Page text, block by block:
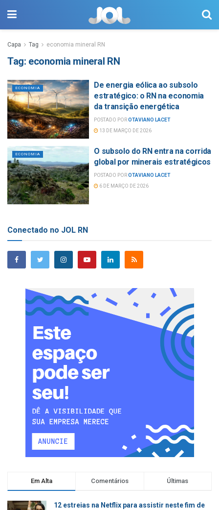
Capa Tag economia mineral RN
Tag: economia mineral RN
ECONOMIA
De energia eólica ao subsolo
estratégico: o RN na economia
da transição energética
POSTADO POROTAVIANO LACET
13 DE MARÇO DE 2026
ECONOMIA
O subsolo do RN entra na corrida
global por minerais estratégicos
POSTADO POROTAVIANO LACET
6 DE MARÇO DE 2026
Conectado no JOL RN
Em Alta Comentários Últimas
12 estreias na Netflix para assistir neste fim de